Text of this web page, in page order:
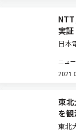
実証
日本
バに
実証
ニュ
東
を観
東北